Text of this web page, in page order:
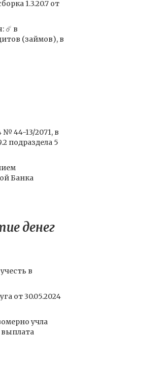
1.3.20.7 от
☄️ в
(займов), в
44-13/2071, в
подраздела 5
Банка
денег
в
от 30.05.2024
учла
выплата